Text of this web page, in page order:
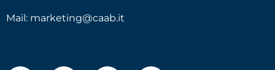
Mail: marketing@caab.it